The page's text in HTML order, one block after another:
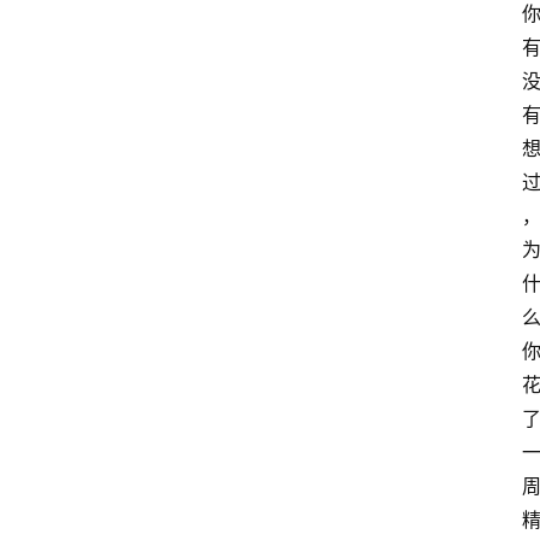
你
有
没
有
想
过
，
为
什
么
你
花
了
一
周
精